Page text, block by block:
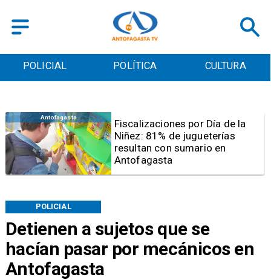
POLICIAL POLÍTICA CULTURA
Detienen a sujetos que se
hacían pasar por mecánicos en
Antofagasta
POLICIAL
Antofagasta
Tribunal frena opción de pena
mixta para Karen Rojo por ahora